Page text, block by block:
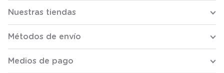
Nuestras tiendas
Métodos de envío
Medios de pago